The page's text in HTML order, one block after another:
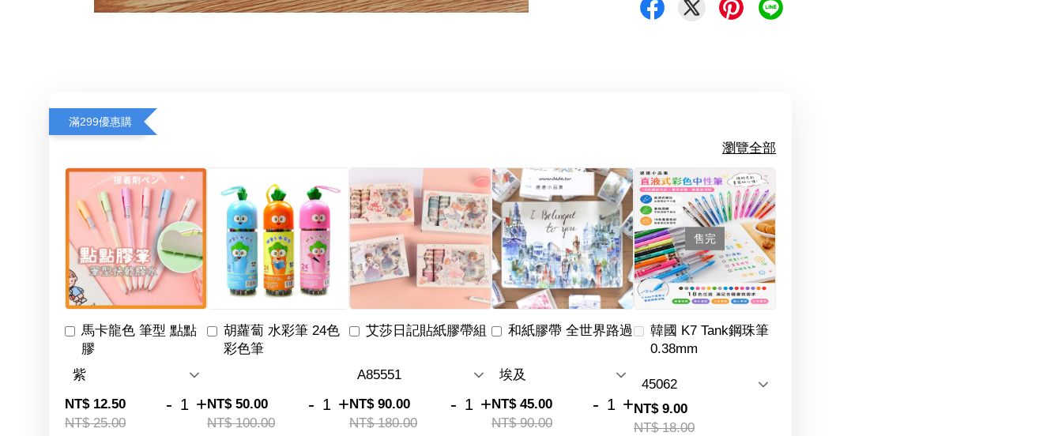
滿299優惠購
瀏覽全部
馬卡龍色 筆型 點點
膠
NT$ 12.50
NT$ 25.00
- +
胡蘿蔔 水彩筆 24色
彩色筆
NT$ 50.00
NT$ 100.00
- +
艾莎日記貼紙膠帶組
NT$ 90.00
NT$ 180.00
- +
和紙膠帶 全世界路過
NT$ 45.00
NT$ 90.00
- +
售完
韓國 K7 Tank鋼珠筆
0.38mm
NT$ 9.00
NT$ 18.00